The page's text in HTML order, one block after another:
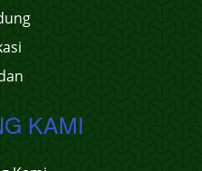
KAMI